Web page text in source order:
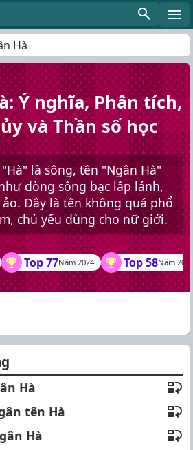
Hà
Ý nghĩa, Phân tích,
và Thần số học
là sông, tên "Ngân Hà"
dòng sông bạc lấp lánh,
Đây là tên không quá phổ
chủ yếu dùng cho nữ giới.
Top 77Năm 2024 Top 58Năm 2023
Hà
tên Hà
Hà